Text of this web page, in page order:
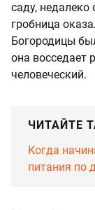
саду, недалеко
гробница
Богородицы
она восседает
человеческий.
ЧИТАЙТЕ
Когда
питания по